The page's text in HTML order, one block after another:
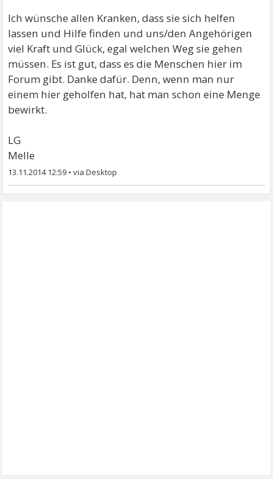
Ich wünsche allen Kranken, dass sie sich helfen
lassen und Hilfe finden und uns/den Angehörigen
viel Kraft und Glück, egal welchen Weg sie gehen
müssen. Es ist gut, dass es die Menschen hier im
Forum gibt. Danke dafür. Denn, wenn man nur
einem hier geholfen hat, hat man schon eine Menge
bewirkt.
LG
Melle
13.11.2014 12:59 •